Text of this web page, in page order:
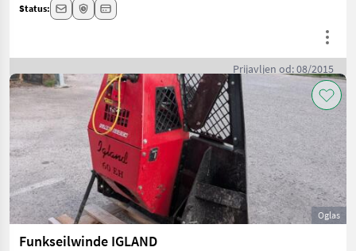
Status:
Prijavljen od: 08/2015
Oglas
Funkseilwinde IGLAND